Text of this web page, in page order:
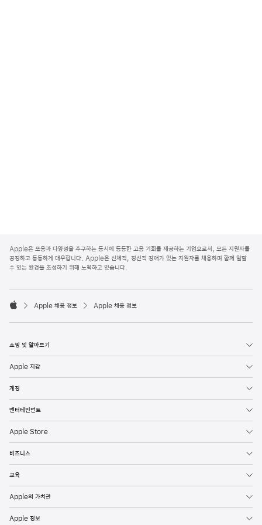
p
p
l
o
e
Apple은 포용과 다양성을 추구하는 동시에 동등한 고용 기회를 제공하는 기업으로서, 모든 지원자를
공정하고 동등하게 대우합니다. Apple은 신체적, 정신적 장애가 있는 지원자를 채용하며 함께 일할
수 있는 환경을 조성하기 위해 노력하고 있습니다.

p
l
Apple 채용 정보 Apple 채용 정보
쇼핑 및 알아보기
Apple 지갑
계정
엔터테인먼트
Apple Store
비즈니스
교육
Apple의 가치관
Apple 정보